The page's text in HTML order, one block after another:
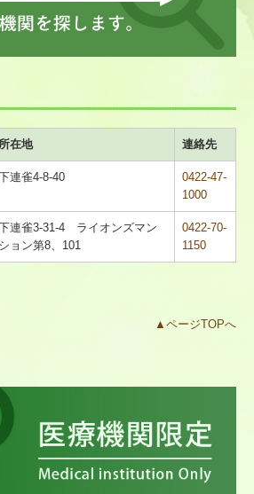
も救急みたかのご案内
期検診・予防接種情報
所在地 連絡先
連雀4-8-40
0422-47-
1000
連雀3-31-4 ライオンズマン
ション第8、101
0422-70-
1150
▲ページTOPへ